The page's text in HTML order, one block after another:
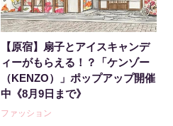
【原宿】扇子とアイスキャンデ
ィーがもらえる！？「ケンゾー
（KENZO）」ポップアップ開催
中《8月9日まで》
ファッション